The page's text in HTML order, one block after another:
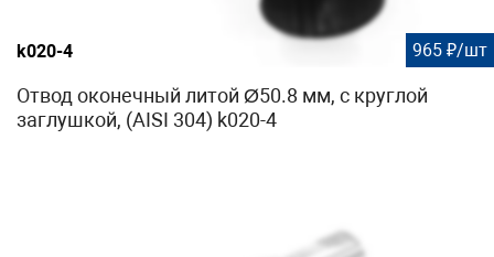
k020-4 965 ₽/шт
Отвод оконечный литой Ø50.8 мм, с круглой
заглушкой, (AISI 304) k020-4